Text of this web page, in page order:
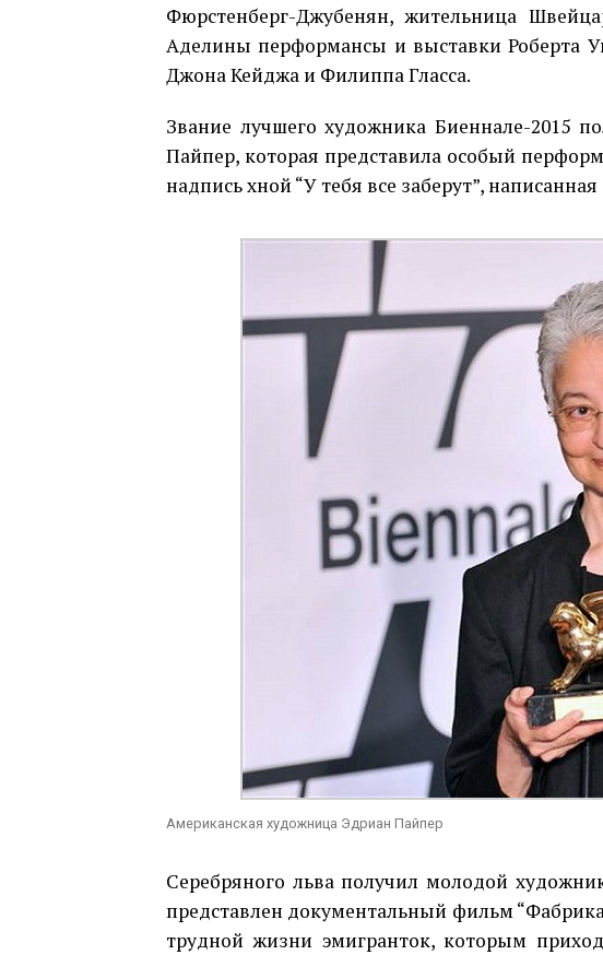
Фюрстенберг-Джубенян, жительница
Аделины перформансы и выставки Роберта
Джона Кейджа и Филиппа Гласса.
Звание лучшего художника Биеннале-2015
Пайпер, которая представила особый
надпись хной “У тебя все заберут”,
Американская художница Эдриан Пайпер
Серебряного льва получил молодой
представлен документальный фильм
трудной жизни эмигранток, которым